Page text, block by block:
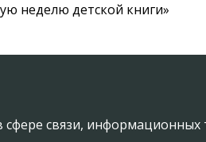
неделю детской книги»
связи,